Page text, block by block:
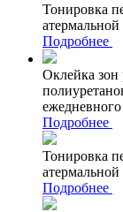
Тонировка
Подробнее
Оклейка зон
Подробнее
Тонировка
Подробнее